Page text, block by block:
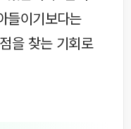
들이기보다는
을 찾는 기회로